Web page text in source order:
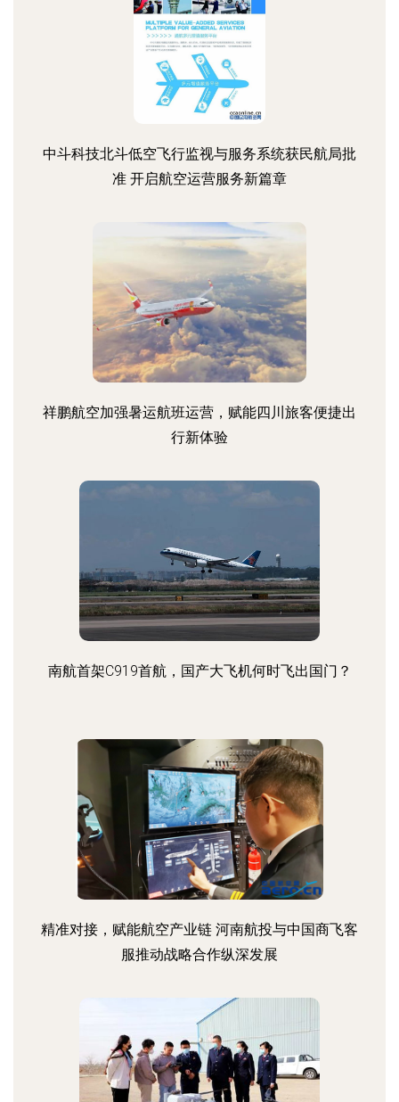
中斗科技北斗低空飞行监视与服务系统获民航局批
准 开启航空运营服务新篇章
祥鹏航空加强暑运航班运营，赋能四川旅客便捷出
行新体验
南航首架C919首航，国产大飞机何时飞出国门？
精准对接，赋能航空产业链 河南航投与中国商飞客
服推动战略合作纵深发展